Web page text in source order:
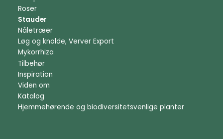
Roser
Stauder
Nåletræer
Løg og knolde, Verver Export
Mykorrhiza
Tilbehør
Inspiration
Viden om
Katalog
Hjemmehørende og biodiversitetsvenlige planter